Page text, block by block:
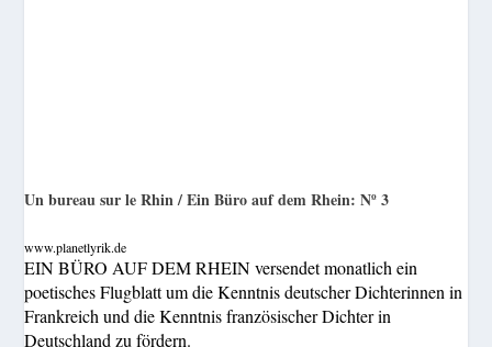
Un bureau sur le Rhin / Ein Büro auf dem Rhein: Nº 3
www.planetlyrik.de
EIN BÜRO AUF DEM RHEIN versendet monatlich ein
poetisches Flugblatt um die Kenntnis deutscher Dichterinnen in
Frankreich und die Kenntnis französischer Dichter in
Deutschland zu fördern.